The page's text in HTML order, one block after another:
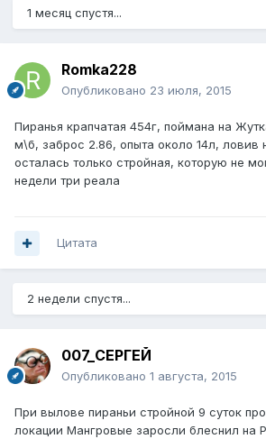
1 месяц спустя...
Romka228
Опубликовано 23 июля, 2015
Пиранья крапчатая 454г, поймана на
м\б, заброс 2.86, опыта около 14л, ловив
осталась только стройная, которую не
недели три реала
Цитата
2 недели спустя...
007_СЕРГЕЙ
Опубликовано 1 августа, 2015
При вылове пираньи стройной 9 суток
локации Мангровые заросли блеснил на